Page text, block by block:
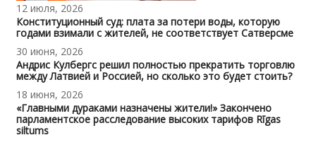
12 июля, 2026
Конституционный суд: плата за потери воды, которую
годами взимали с жителей, не соответствует Сатверсме
30 июня, 2026
Андрис Кулбергс решил полностью прекратить торговлю
между Латвией и Россией, но сколько это будет стоить?
18 июня, 2026
«Главными дураками назначены жители!» Закончено
парламентское расследование высоких тарифов Rīgas
siltums